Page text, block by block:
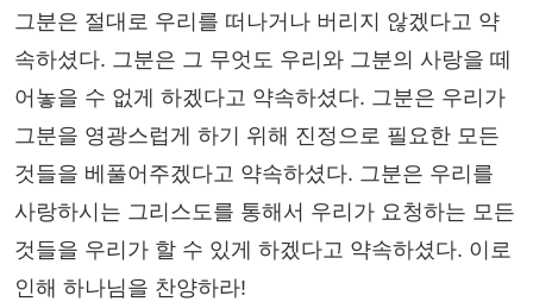
그분은 절대로 우리를 떠나거나 버리지 않겠다고 약
속하셨다. 그분은 그 무엇도 우리와 그분의 사랑을 떼
어놓을 수 없게 하겠다고 약속하셨다. 그분은 우리가
그분을 영광스럽게 하기 위해 진정으로 필요한 모든
것들을 베풀어주겠다고 약속하셨다. 그분은 우리를
사랑하시는 그리스도를 통해서 우리가 요청하는 모든
것들을 우리가 할 수 있게 하겠다고 약속하셨다. 이로
인해 하나님을 찬양하라!